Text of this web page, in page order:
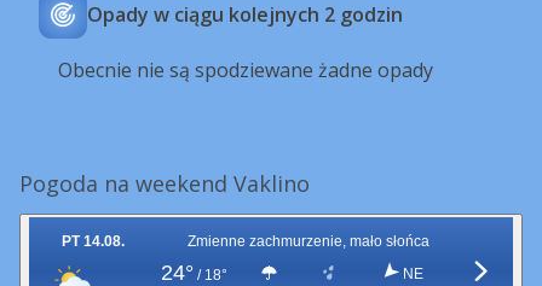
Opady w ciągu kolejnych 2 godzin
Obecnie nie są spodziewane żadne opady
Pogoda na weekend Vaklino
PT 14.08. Zmienne zachmurzenie, mało słońca
24° / 18°
NE